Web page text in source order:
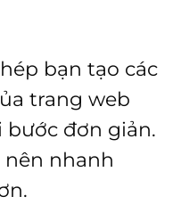
bạn tạo các
trang web
bước đơn giản.
nhanh